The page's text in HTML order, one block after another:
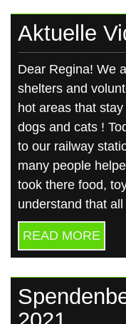
Aktuelle
Dear Regina! We
shelters and
hot areas that
dogs and cats !
to our railway
many people
took there food,
understand that
READ MORE